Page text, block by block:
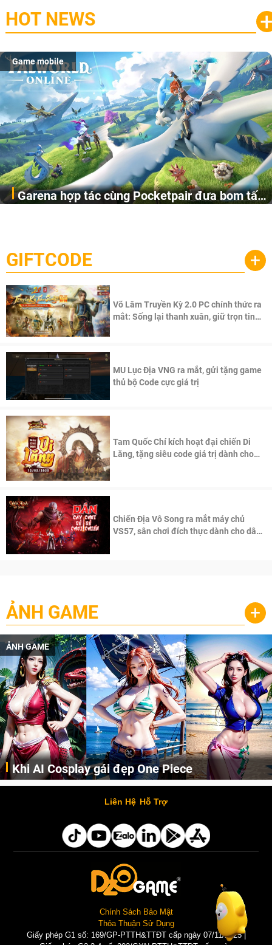
HOT NEWS
Game mobile
Garena hợp tác cùng Pocketpair đưa bom tấn
cầu, theo giấy phép chính thức từ công ty game Nhật Bản
Pocketpair, Inc.
GIFTCODE +
Võ Lâm Truyền Kỳ 2.0 PC chính thức ra
mắt: Sống lại thanh xuân, giữ trọn tinh
MU Lục Địa VNG ra mắt, gửi tặng game
thủ bộ Code cực giá trị
Tam Quốc Chí kích hoạt đại chiến Di
Lăng, tặng siêu code giá trị dành cho
Chiến Địa Vô Song ra mắt máy chủ
VS57, sân chơi đích thực dành cho dân
ẢNH GAME +
ẢNH GAME
Cosplay Xiangling siêu cute
Cùng thưởng thức những hình ảnh cosplay Xiangling trong Genshin Impact siêu dễ thương của người dùng Weibo "阿包也是兔娘"
Liên Hệ Hỗ Trợ
Chính Sách Bảo Mật
Thỏa Thuận Sử Dụng
Giấy phép G1 số: 169/GP-PTTH&TTĐT cấp ngày 07/11/2025 |